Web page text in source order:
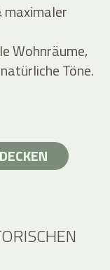
Wohnräume,
Töne.